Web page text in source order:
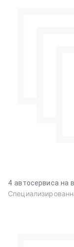
4 автосервиса на